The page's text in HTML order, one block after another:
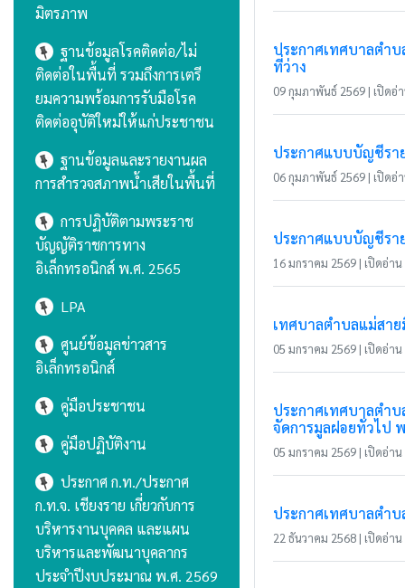
มิตรภาพ
ฐานข้อมูลโรคติดต่อ/ไม่
ติดต่อในพื้นที่ รวมถึงการเตรี
ยมความพร้อมการรับมือโรค
ติดต่ออุบัติใหม่ให้แก่ประชาชน
ฐานข้อมูลและรายงานผล
การสำรวจสภาพน้ำเสียในพื้นที่
การปฏิบัติตามพระราช
บัญญัติราชการทาง
อิเล็กทรอนิกส์ พ.ศ. 2565
LPA
ศูนย์ข้อมูลข่าวสาร
อิเล็กทรอนิกส์
คู่มือประชาชน
คู่มือปฏิบัติงาน
ประกาศ ก.ท./ประกาศ
ก.ท.จ. เชียงราย เกี่ยวกับการ
บริหารงานบุคคล และแผน
บริหารและพัฒนาบุคลากร
ประจำปีงบประมาณ พ.ศ. 2569
ประกาศเทศบาลตำ
ที่ว่าง
09 กุมภาพันธ์ 2569 | เปิดอ่
ประกาศแบบบัญชีรา
06 กุมภาพันธ์ 2569 | เปิดอ่
ประกาศแบบบัญชีรา
16 มกราคม 2569 | เปิดอ่าน
เทศบาลตำบลแม่สา
05 มกราคม 2569 | เปิดอ่าน
ประกาศเทศบาลตำ
จัดการมูลฝอยทั่วไป
05 มกราคม 2569 | เปิดอ่าน
ประกาศเทศบาลตำ
22 ธันวาคม 2568 | เปิดอ่าน